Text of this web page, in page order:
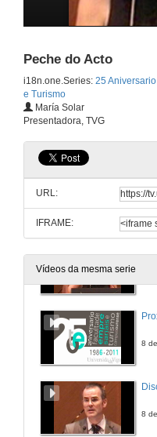
Peche do Acto
i18n.one.Series: 25
e Turismo
María Solar
Presentadora, TVG
URL:
IFRAME:
Vídeos da mesma serie
8
8
8